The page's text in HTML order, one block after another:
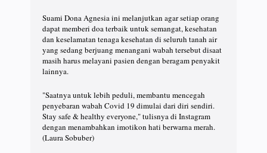
Suami Dona Agnesia ini melanjutkan agar setiap orang
dapat memberi doa terbaik untuk semangat, kesehatan
dan keselamatan tenaga kesehatan di seluruh tanah air
yang sedang berjuang menangani wabah tersebut disaat
masih harus melayani pasien dengan beragam penyakit
lainnya.
"Saatnya untuk lebih peduli, membantu mencegah
penyebaran wabah Covid 19 dimulai dari diri sendiri.
Stay safe & healthy everyone," tulisnya di Instagram
dengan menambahkan imotikon hati berwarna merah.
(Laura Sobuber)